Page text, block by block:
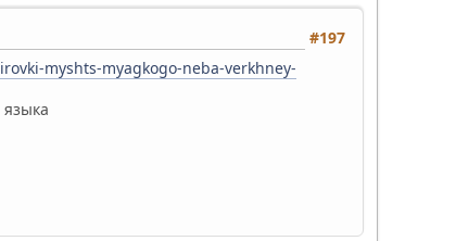
#197
myshts-myagkogo-neba-verkhney-